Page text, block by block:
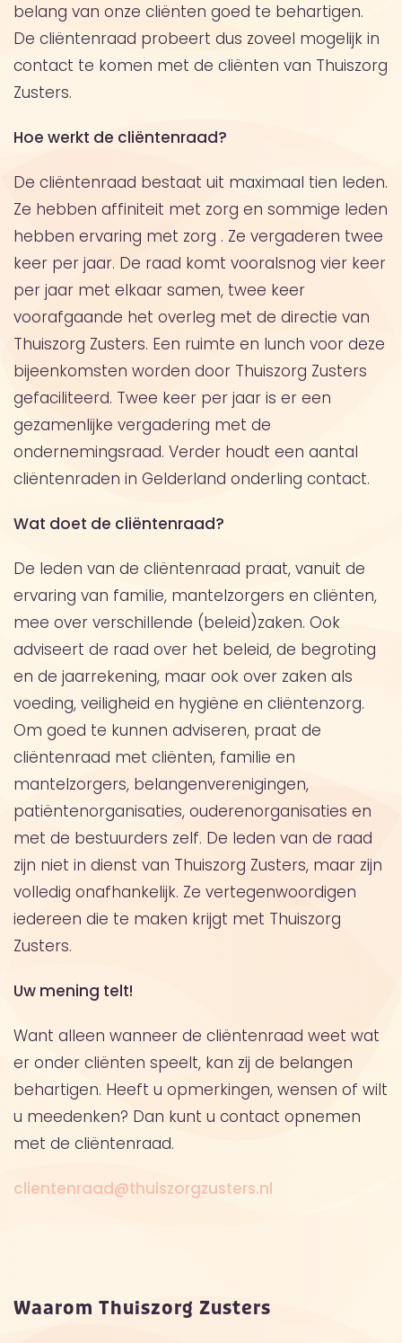
belang van onze cliënten goed te behartigen.
De cliëntenraad probeert dus zoveel mogelijk in
contact te komen met de cliënten van Thuiszorg
Zusters.
Hoe werkt de cliëntenraad?
De cliëntenraad bestaat uit maximaal tien leden.
Ze hebben affiniteit met zorg en sommige leden
hebben ervaring met zorg . Ze vergaderen twee
keer per jaar. De raad komt vooralsnog vier keer
per jaar met elkaar samen, twee keer
voorafgaande het overleg met de directie van
Thuiszorg Zusters. Een ruimte en lunch voor deze
bijeenkomsten worden door Thuiszorg Zusters
gefaciliteerd. Twee keer per jaar is er een
gezamenlijke vergadering met de
ondernemingsraad. Verder houdt een aantal
cliëntenraden in Gelderland onderling contact.
Wat doet de cliëntenraad?
De leden van de cliëntenraad praat, vanuit de
ervaring van familie, mantelzorgers en cliënten,
mee over verschillende (beleid)zaken. Ook
adviseert de raad over het beleid, de begroting
en de jaarrekening, maar ook over zaken als
voeding, veiligheid en hygiëne en cliëntenzorg.
Om goed te kunnen adviseren, praat de
cliëntenraad met cliënten, familie en
mantelzorgers, belangenverenigingen,
patiëntenorganisaties, ouderenorganisaties en
met de bestuurders zelf. De leden van de raad
zijn niet in dienst van Thuiszorg Zusters, maar zijn
volledig onafhankelijk. Ze vertegenwoordigen
iedereen die te maken krijgt met Thuiszorg
Zusters.
Uw mening telt!
Want alleen wanneer de cliëntenraad weet wat
er onder cliënten speelt, kan zij de belangen
behartigen. Heeft u opmerkingen, wensen of wilt
u meedenken? Dan kunt u contact opnemen
met de cliëntenraad.
clientenraad@thuiszorgzusters.nl
Waarom Thuiszorg Zusters